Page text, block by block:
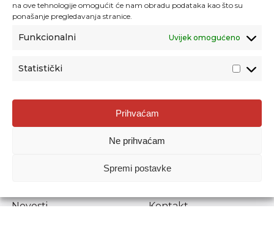
na ove tehnologije omogućit će nam obradu podataka kao što su
ponašanje pregledavanja stranice.
Funkcionalni Uvijek omogućeno
Statistički
Prihvaćam
Ne prihvaćam
Spremi postavke
Agencija za odgoj i obrazovanje
Donje Svetice 38, 10000 Zagreb
1778129
Prenošenje sadržaja dopušteno je uz navođenje izvora.
Novosti
Kontakt